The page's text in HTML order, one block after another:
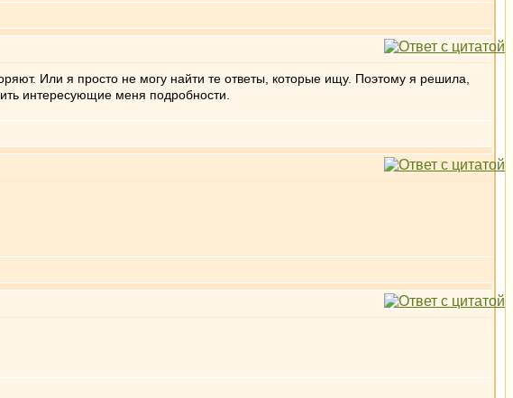
Или я просто не могу найти те ответы, которые ищу. Поэтому я решила,
интересующие меня подробности.